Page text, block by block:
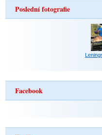
Poslední fotografie
Facebook